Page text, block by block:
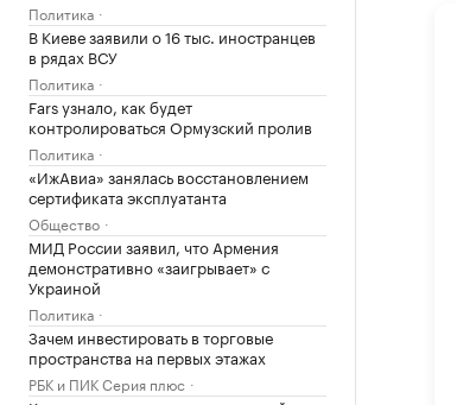
Политика
В Киеве заявили о 16 тыс. иностранцев
в рядах ВСУ
Политика
Fars узнало, как будет
контролироваться Ормузский пролив
Политика
«ИжАвиа» занялась восстановлением
сертификата эксплуатанта
Общество
МИД России заявил, что Армения
демонстративно «заигрывает» с
Украиной
Политика
Зачем инвестировать в торговые
пространства на первых этажах
РБК и ПИК Серия плюс